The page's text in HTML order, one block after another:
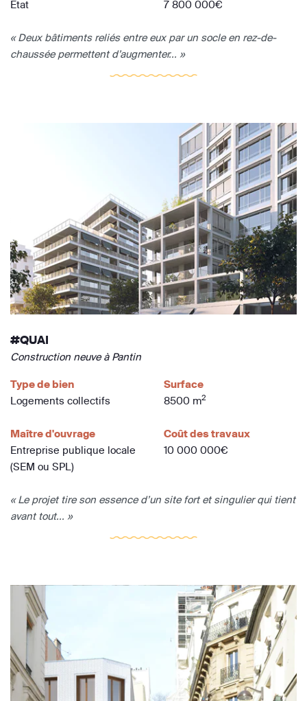
Etat
7 800 000€
« Deux bâtiments reliés entre eux par un socle en rez-de-
chaussée permettent d’augmenter... »
#QUAI
Construction neuve à Pantin
Type de bien
Logements collectifs
Surface
8500 m2
Maître d'ouvrage
Entreprise publique locale
(SEM ou SPL)
Coût des travaux
10 000 000€
« Le projet tire son essence d’un site fort et singulier qui tient
avant tout... »